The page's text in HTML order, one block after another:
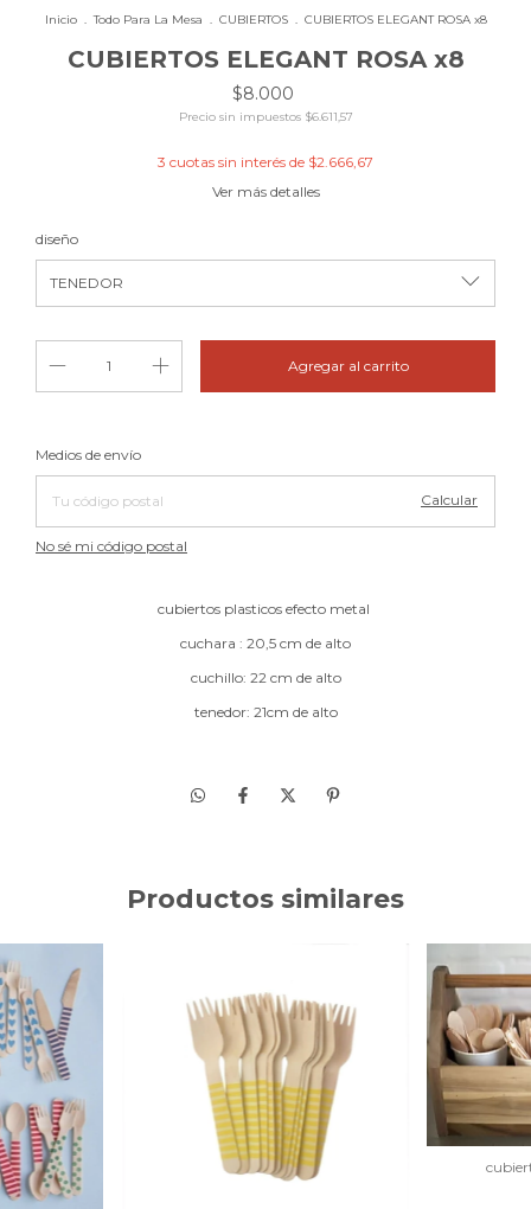
Inicio . Todo Para La Mesa . CUBIERTOS . CUBIERTOS ELEGANT ROSA x8
CUBIERTOS ELEGANT ROSA x8
$8.000
Precio sin impuestos $6.611,57
3 cuotas sin interés de $2.666,67
Ver más detalles
diseño
Entregas para el CP:
Medios de envío
Calcular
No sé mi código postal
cubiertos plasticos efecto metal
cuchara : 20,5 cm de alto
cuchillo: 22 cm de alto
tenedor: 21cm de alto
Productos similares